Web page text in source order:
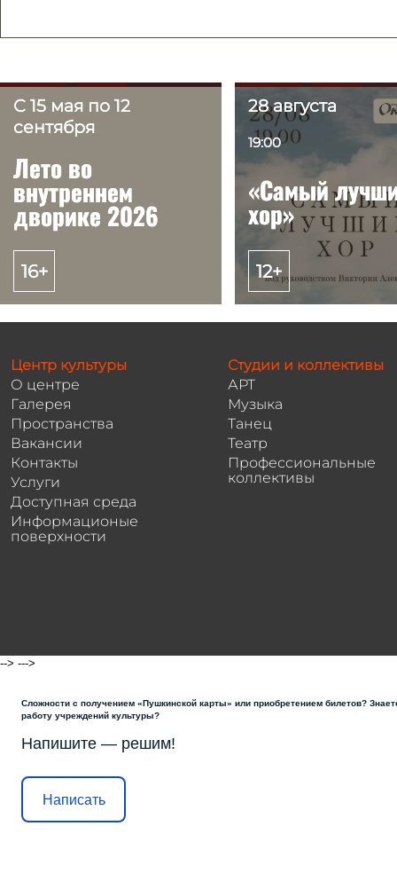
С 15 мая по 12
сентября
Лето во
внутреннем
дворике 2026
16+
С 15 мая по 12
сентября
Лето во
внутреннем
дворике 2026
16+
28 августа
19:00
«Самый
хор»
12+
28 августа
19:00
«Самый
хор»
12+
Центр культуры
О центре
Галерея
Пространства
Вакансии
Контакты
Услуги
Доступная среда
Информационые
поверхности
Студии и коллективы
АРТ
Музыка
Танец
Театр
Профессиональные
коллективы
--> --->
Сложности с получением «Пушкинской карты» или приобретением билетов?
работу учреждений культуры?
Напишите — решим!
Написать